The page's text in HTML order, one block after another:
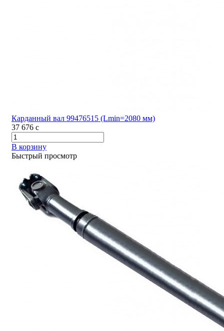
Карданный вал 99476515 (Lmin=2080 мм)
37 676 c
В корзину
Быстрый просмотр